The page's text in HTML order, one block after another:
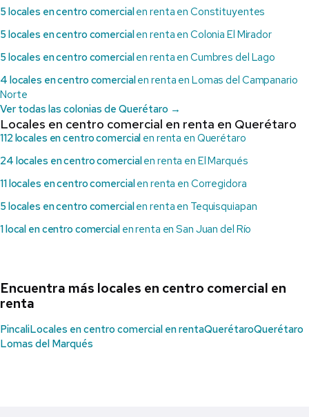
5 locales en centro comercialen renta en Constituyentes
5 locales en centro comercialen renta en Colonia El Mirador
5 locales en centro comercialen renta en Cumbres del Lago
4 locales en centro comercialen renta en Lomas del Campanario
Norte
Ver todas las colonias de Querétaro →
Locales en centro comercial en renta en Querétaro
112 locales en centro comercial en renta en Querétaro
24 locales en centro comercialen renta en El Marqués
11 locales en centro comercialen renta en Corregidora
5 locales en centro comercialen renta en Tequisquiapan
1 local en centro comercialen renta en San Juan del Río
Encuentra más locales en centro comercial en
renta
PincaliLocales en centro comercial en rentaQuerétaroQuerétaro
Lomas del Marqués